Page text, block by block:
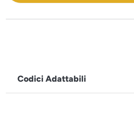
Codici Adattabili